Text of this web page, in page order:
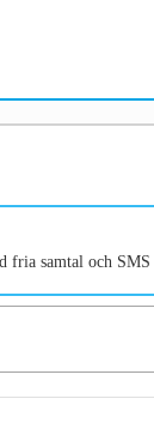
fria samtal och SMS